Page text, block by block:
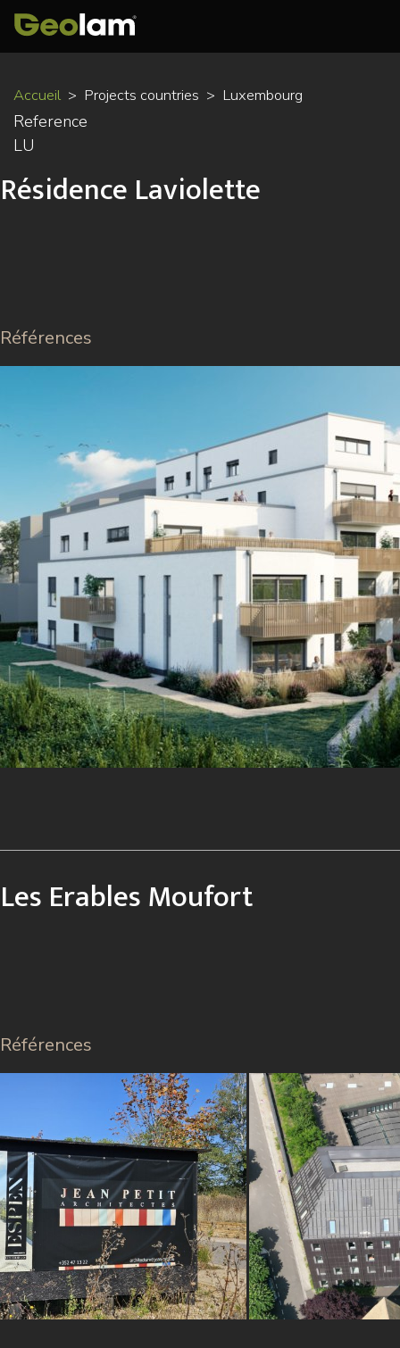
au
Accueil Projects countries Luxembourg
Reference
LU
Résidence Laviolette
Références
Les Erables Moufort
Références